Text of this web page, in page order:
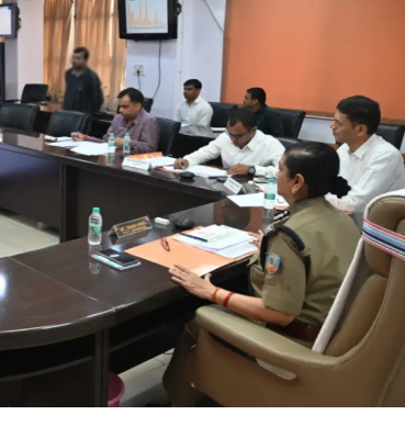
NEWS, हिंदी
न्यूज़ , HINDI
SAMACHAR,
हिंदी समाचार,
दृष्टि नाउ
जंगल और जमीन का संरक्षण ही समृद्ध झारखंड की कुंजी
सद्भाव और पवित्रता का संदेश
हाउस में होगी बैठक
मरम्मत के बाद ही छात्रों को मिलेगी साइकिल